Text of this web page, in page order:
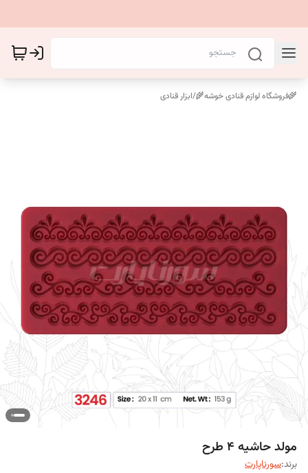
🌾فروشگاه لوازم قنادی خوشه🌾/ابزار قنادی
مولد حاشیه 4 طرح
برند:سورناپارت